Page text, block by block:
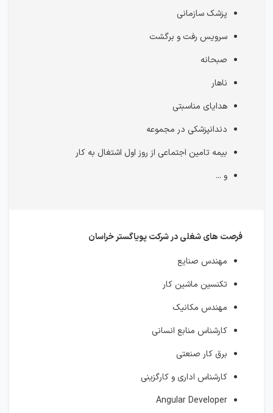
پزشک سازمانی
سرویس رفت و برگشت
صبحانه
ناهار
هدایای مناسبتی
دندانپزشکی در مجموعه
بیمه تامین اجتماعی از روز اول اشتغال به کار
و ...
فرصت های شغلی در شرکت پویاگستر خراسان
مهندس صنایع
تکنسین ماشین کار
مهندس مکانیک
کارشناس منابع انسانی
برق کار صنعتی
کارشناس اداری و کارگزینی
Angular Developer